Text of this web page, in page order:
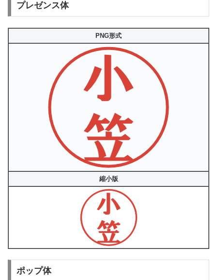
プレゼンス体
PNG形式
縮小版
ポップ体